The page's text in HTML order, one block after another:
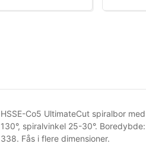
HSSE-Co5 UltimateCut spiralbor
130°, spiralvinkel 25-30°.
338. Fås i flere dimensioner.